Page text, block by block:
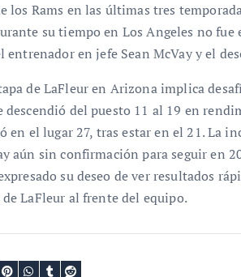
los Rams en las últimas tres
su tiempo en Los Angeles no
entrenador en jefe Sean McVay y el
de LaFleur en Arizona implica
descendió del puesto 11 al 19 en
en el lugar 27, tras estar en el 21. La
aún sin confirmación para seguir en
su deseo de ver resultados
LaFleur al frente del equipo.